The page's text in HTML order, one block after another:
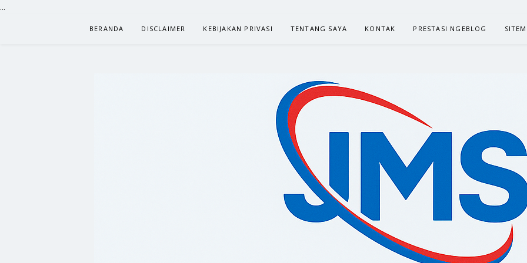
...
BERANDA DISCLAIMER KEBIJAKAN PRIVASI TENTANG SAYA KONTAK PRESTASI NGEBLOG